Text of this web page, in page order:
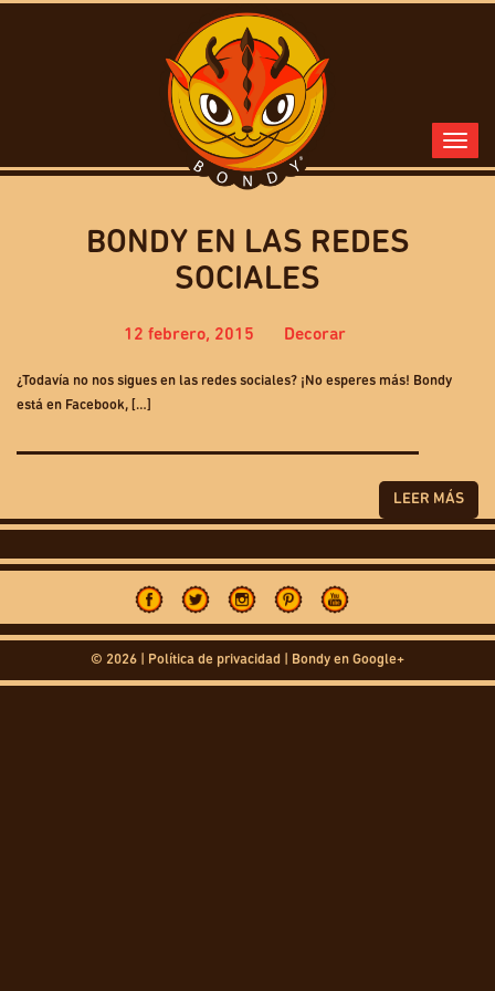
BONDY EN LAS REDES
SOCIALES
12 febrero, 2015 Decorar
¿Todavía no nos sigues en las redes sociales? ¡No esperes más! Bondy
está en Facebook, […]
LEER MÁS
© 2026 | Política de privacidad Bondy en Google+